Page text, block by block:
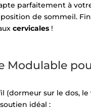
parfaitement à
de sommeil.
cervicales!
Modulable
(dormeur sur le dos, le
idéal :